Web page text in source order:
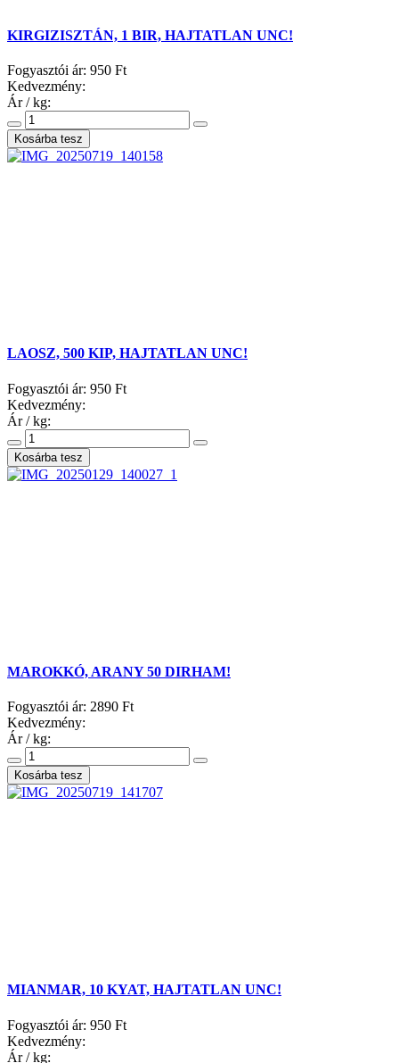
KIRGIZISZTÁN, 1 BIR, HAJTATLAN UNC!
Fogyasztói ár: 950 Ft
Kedvezmény:
Ár / kg:
LAOSZ, 500 KIP, HAJTATLAN UNC!
Fogyasztói ár: 950 Ft
Kedvezmény:
Ár / kg:
MAROKKÓ, ARANY 50 DIRHAM!
Fogyasztói ár: 2890 Ft
Kedvezmény:
Ár / kg:
MIANMAR, 10 KYAT, HAJTATLAN UNC!
Fogyasztói ár: 950 Ft
Kedvezmény:
Ár / kg: